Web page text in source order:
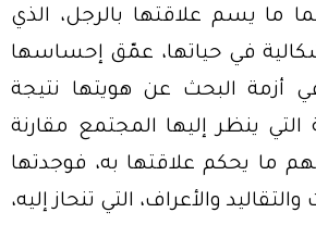
ما يسم علاقتها بالرجل، الذي
في حياتها، عمّق إحساسها
في أزمة البحث عن هويتها نتيجة
التي ينظر إليها المجتمع مقارنة
ما يحكم علاقتها به، فوجدتها
والأعراف، التي تنحاز إليه،